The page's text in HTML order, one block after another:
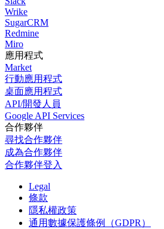
Wrike
SugarCRM
Redmine
Miro
應用程式
Market
行動應用程式
桌面應用程式
API/開發人員
Google API Services
合作夥伴
尋找合作夥伴
成為合作夥伴
合作夥伴登入
Legal
條款
隱私權政策
通用數據保護條例（GDPR）